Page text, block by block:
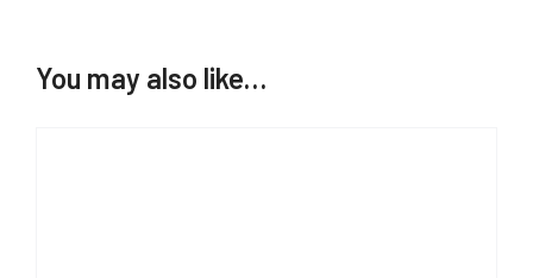
You may also like…